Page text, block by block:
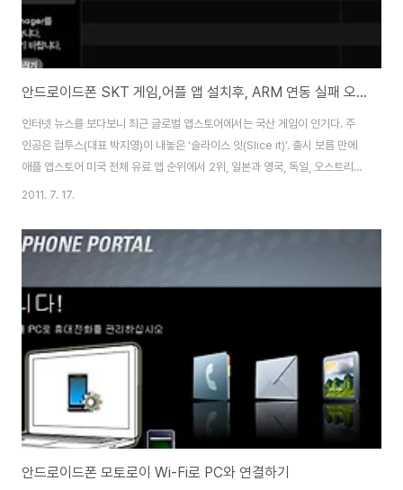
안드로이드폰 SKT 게임,어플 앱 설치후, ARM 연동 실패 오류시의 해결 방법
인터넷 뉴스를 보다보니 최근 글로벌 앱스토어에서는 국산 게임이 인기다. 주
인공은 컴투스(대표 박지영)이 내놓은 ‘슬라이스 잇(Slice it)’. 출시 보름 만에
애플 앱스토어 미국 전체 유료 앱 순위에서 2위, 일본과 영국, 독일, 오스트리
아, 스웨덴 등에서는 국가별 1위를 차지할 정도다. 얼핏 보면 간단하다 못해 단
인기는 웬만한 고퀄리티 게임 저리 가라다. 아이폰4 및 아이패드용으로도 출시
됐으며 국내에서는 T스토어에 나와 이용자들의 환영을 받았다. 꽤 재미가 있을
폰인지 캐쉬 3천원권을 이용해서 처음으로 안드로이드용 유료제품 정품을 구
입 문제는 XT..
2011. 7. 17.
안드로이드폰 모토로이 Wi-Fi로 PC와 연결하기